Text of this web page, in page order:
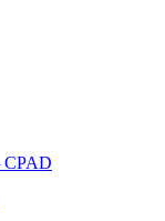
CPAD